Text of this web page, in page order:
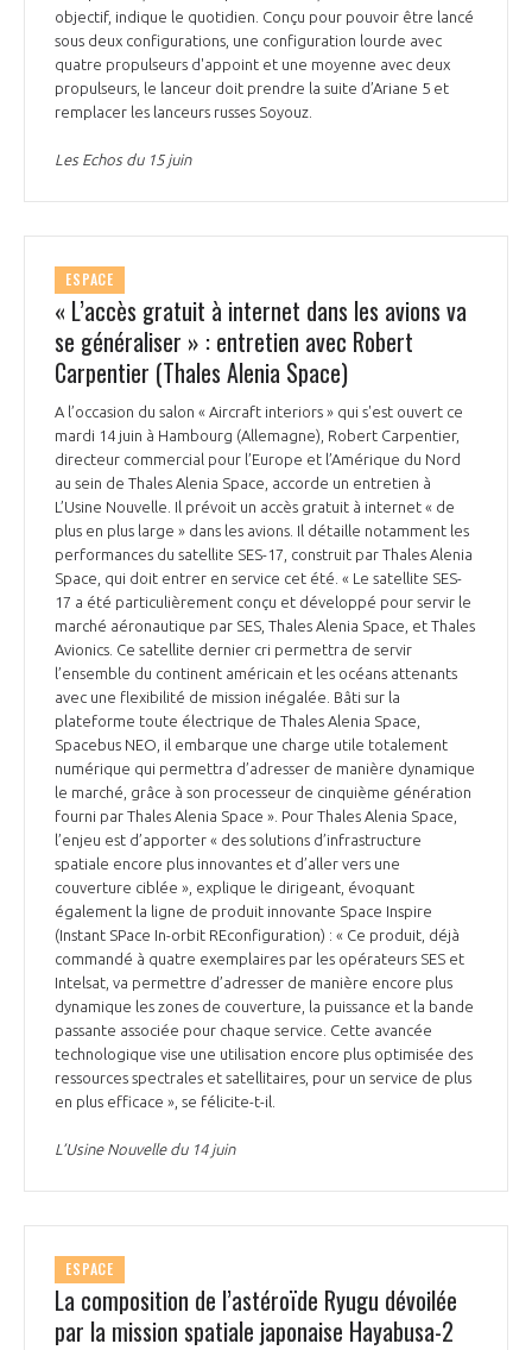
objectif, indique le quotidien. Conçu pour pouvoir être lancé
sous deux configurations, une configuration lourde avec
quatre propulseurs d'appoint et une moyenne avec deux
propulseurs, le lanceur doit prendre la suite d’Ariane 5 et
remplacer les lanceurs russes Soyouz.
Les Echos du 15 juin
ESPACE
« L’accès gratuit à internet dans les avions va
se généraliser » : entretien avec Robert
Carpentier (Thales Alenia Space)
A l’occasion du salon « Aircraft interiors » qui s'est ouvert ce
mardi 14 juin à Hambourg (Allemagne), Robert Carpentier,
directeur commercial pour l’Europe et l’Amérique du Nord
au sein de Thales Alenia Space, accorde un entretien à
L’Usine Nouvelle. Il prévoit un accès gratuit à internet « de
plus en plus large » dans les avions. Il détaille notamment les
performances du satellite SES-17, construit par Thales Alenia
Space, qui doit entrer en service cet été. « Le satellite SES-
17 a été particulièrement conçu et développé pour servir le
marché aéronautique par SES, Thales Alenia Space, et Thales
Avionics. Ce satellite dernier cri permettra de servir
l’ensemble du continent américain et les océans attenants
avec une flexibilité de mission inégalée. Bâti sur la
plateforme toute électrique de Thales Alenia Space,
Spacebus NEO, il embarque une charge utile totalement
numérique qui permettra d’adresser de manière dynamique
le marché, grâce à son processeur de cinquième génération
fourni par Thales Alenia Space ». Pour Thales Alenia Space,
l’enjeu est d’apporter « des solutions d’infrastructure
spatiale encore plus innovantes et d’aller vers une
couverture ciblée », explique le dirigeant, évoquant
également la ligne de produit innovante Space Inspire
(Instant SPace In-orbit REconfiguration) : « Ce produit, déjà
commandé à quatre exemplaires par les opérateurs SES et
Intelsat, va permettre d’adresser de manière encore plus
dynamique les zones de couverture, la puissance et la bande
passante associée pour chaque service. Cette avancée
technologique vise une utilisation encore plus optimisée des
ressources spectrales et satellitaires, pour un service de plus
en plus efficace », se félicite-t-il.
L’Usine Nouvelle du 14 juin
ESPACE
La composition de l’astéroïde Ryugu dévoilée
par la mission spatiale japonaise Hayabusa-2